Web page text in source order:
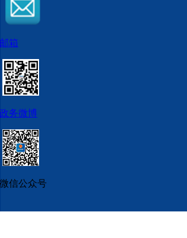
邮箱
政务微博
微信公众号